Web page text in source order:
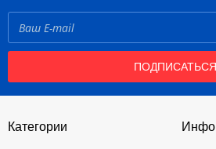
ПОДПИСАТЬСЯ
Категории